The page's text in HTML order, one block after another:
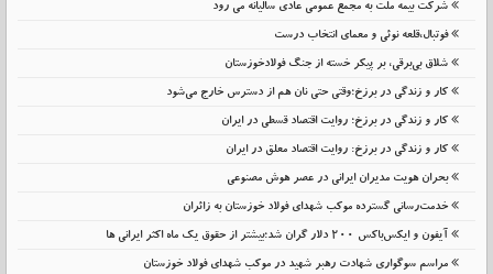
شرکت بیمه ملت به مجمع عمومی عادی سالیانه می رود
فوتبال،قلعه نوئی و معمای انتخاب درست
شلاق‌ بی‌برقی، بر پیکر خسته‌ از جنگ فولادخوزستان
کار و زندگی در برزخ؛وقتی حتی نان هم از دسترس خارج می‌شود
کار و زندگی در برزخ؛ روایت اقتصاد قسطی در ایران
کار و زندگی در برزخ: روایت اقتصاد معلق در ایران
بحران هویت مدیران ایرانی در عصر هوش مصنوعی
خدمت‌رسانی گسترده موکب شهدای فولاد خوزستان به زائران
آیفون و ایکس‌باکس ۲۰۰ دلار گران شد؛بیشتر از حقوق یک ماه اکثر ایرانی ها
مراسم سوگواری شهادت رهبر شهید در موکب شهدای فولاد خوزستان